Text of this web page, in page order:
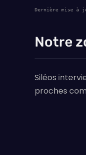
Dernière mise à
Notre
Siléos
proches